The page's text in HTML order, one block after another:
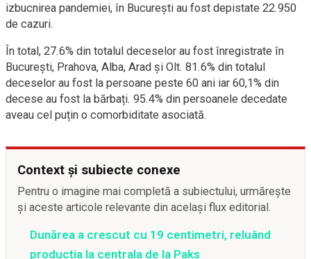
izbucnirea pandemiei, în București au fost depistate 22.950
de cazuri.
În total, 27.6% din totalul deceselor au fost înregistrate în
București, Prahova, Alba, Arad și Olt. 81.6% din totalul
deceselor au fost la persoane peste 60 ani iar 60,1% din
decese au fost la bărbați. 95.4% din persoanele decedate
aveau cel puțin o comorbiditate asociată.
Context și subiecte conexe
Pentru o imagine mai completă a subiectului, urmărește
și aceste articole relevante din același flux editorial.
Dunărea a crescut cu 19 centimetri, reluând
producția la centrala de la Paks